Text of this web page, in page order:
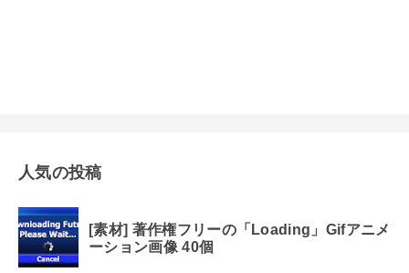
人気の投稿
[素材] 著作権フリーの「Loading」Gifアニメ
ーション画像 40個